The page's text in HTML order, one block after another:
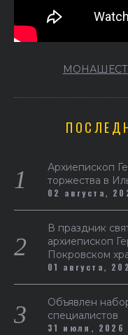
Архиепископ
торжества в
02 августа,
В праздник
архиепископ
Покровском
01 августа,
Объявлен
специалистов
31 июля, 2026